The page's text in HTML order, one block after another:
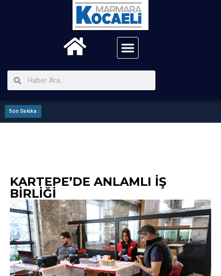
Son Dakika :
KARTEPE’DE ANLAMLI İŞ
BIRLIĞI